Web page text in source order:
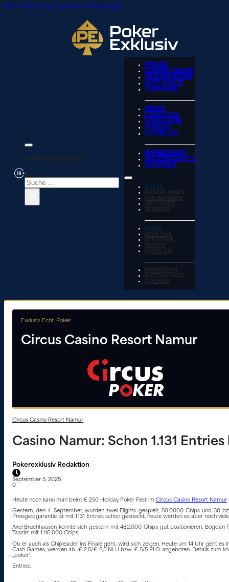
Zum Hauptinhalt springenZum Footer springen
Seite durchsuchen
POKER
CASINO NEWS
ONLINE NEWS
CITY GUIDE
TURNIERE
NEWS
LIFESTYLE
STRATEGIE
VIDEOS
LIVEBLOG
IMPRESSUM
DATENSCHUTZ
COOKIES
POKER
CASINO NEWS
ONLINE NEWS
CITY GUIDE
TURNIERE
NEWS
LIFESTYLE
STRATEGIE
VIDEOS
LIVEBLOG
IMPRESSUM
DATENSCHUTZ
COOKIES
Exklusiv. Echt. Poker.
Circus Casino Resort Namur
Circus Casino Resort Namur
Casino Namur: Schon 1.131
Pokerexklusiv Redaktion
September 5, 2025
0
Heute noch kann man beim € 250 Holiday Poker Fest im Circus Casino Resort Namur
Gestern, den 4. September, wurden zwei Flights gespielt, 50.0000 Chips und 30
Preisgeldgarantie ist mit 1.131 Entries schon geknackt, heute werden es aber noch
Axel Bruchhausen konnte sich gestern mit 482.000 Chips gut positionieren,
Taazist mit 1.116.000 Chips.
Ob er auch als Chipleader ins Finale geht, wird sich zeigen. Heute um 14 Uhr geht es
Cash Games, werden ab € 2,5/€ 2,5 NLH bzw. € 5/5 PLO angeboten. Details zum
„poker“.
Entries: